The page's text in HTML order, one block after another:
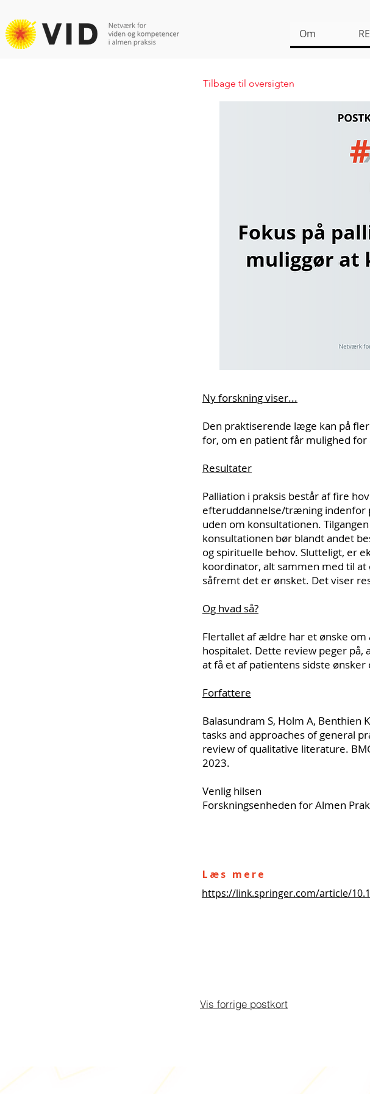
Om
Ny forskning viser...
Den praktiserende læge kan på
for, om en patient får mulighed for
Resultater
Palliation i praksis består af fire
efteruddannelse/træning indenfor
uden om konsultationen.
konsultationen bør blandt andet
og spirituelle behov. Slutteligt, er
koordinator, alt sammen med til
såfremt det er ønsket. Det viser
Og hvad så?
Flertallet af ældre har et ønske
hospitalet. Dette review peger
at få et af patientens sidste ønsker
Forfattere
Balasundram S, Holm A, Benthien
tasks and approaches of general
review of qualitative literature.
2023.
Venlig hilsen
Forskningsenheden for Almen
Læs mere
https://link.springer.com/article/
Vis forrige postkort
Tilbage til oversigten